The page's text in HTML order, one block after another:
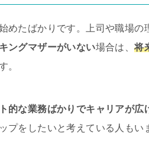
めたばかりです。上司や職場の
ングマザーがいない場合は、将
。
的な業務ばかりでキャリアが広
プをしたいと考えている人もい